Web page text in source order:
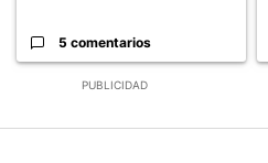
PUBLICIDAD
5 comentarios